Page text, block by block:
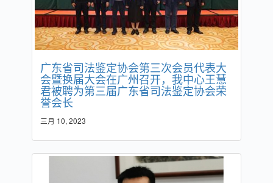
广东省司法鉴定协会第三次会员代表大
会暨换届大会在广州召开，我中心王慧
君被聘为第三届广东省司法鉴定协会荣
誉会长
三月 10, 2023